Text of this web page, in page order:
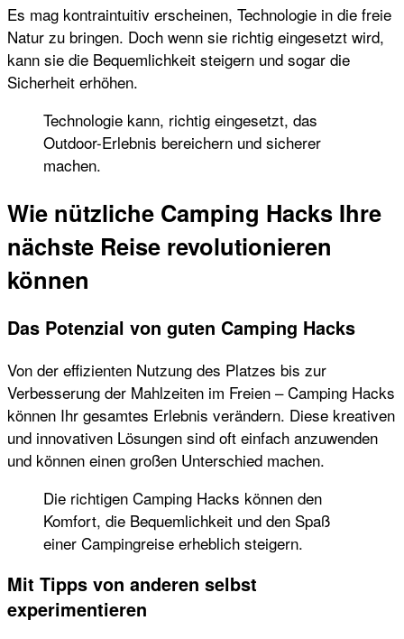
Es mag kontraintuitiv erscheinen, Technologie in die freie
Natur zu bringen. Doch wenn sie richtig eingesetzt wird,
kann sie die Bequemlichkeit steigern und sogar die
Sicherheit erhöhen.
Technologie kann, richtig eingesetzt, das
Outdoor-Erlebnis bereichern und sicherer
machen.
Wie nützliche Camping Hacks Ihre
nächste Reise revolutionieren
können
Das Potenzial von guten Camping Hacks
Von der effizienten Nutzung des Platzes bis zur
Verbesserung der Mahlzeiten im Freien – Camping Hacks
können Ihr gesamtes Erlebnis verändern. Diese kreativen
und innovativen Lösungen sind oft einfach anzuwenden
und können einen großen Unterschied machen.
Die richtigen Camping Hacks können den
Komfort, die Bequemlichkeit und den Spaß
einer Campingreise erheblich steigern.
Mit Tipps von anderen selbst
experimentieren